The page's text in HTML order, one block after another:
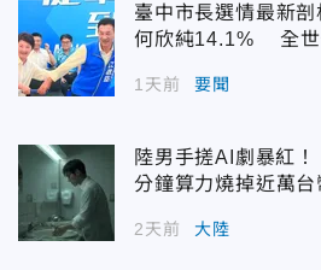
臺中市長選情最新
何欣純14.1% 全世
1天前 要聞
陸男手搓AI劇暴紅
分鐘算力燒掉近萬台
2天前 大陸